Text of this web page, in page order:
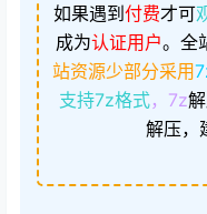
如果遇到付费才可
成为认证用户。 全
站资源少部分采用
支持7z格式，7z
解压，